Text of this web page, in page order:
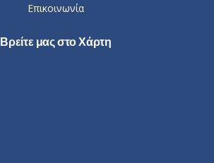
Επικοινωνία
Βρείτε μας στο Χάρτη